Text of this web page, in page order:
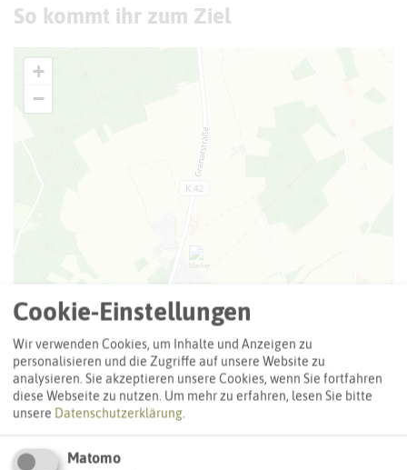
So kommt ihr zum Ziel
+
−
Cookie-Einstellungen
Wir verwenden Cookies, um Inhalte und Anzeigen zu
personalisieren und die Zugriffe auf unsere Website zu
analysieren. Sie akzeptieren unsere Cookies, wenn Sie fortfahren
diese Webseite zu nutzen. Um mehr zu erfahren, lesen Sie bitte
unsere Datenschutzerklärung.
Matomo